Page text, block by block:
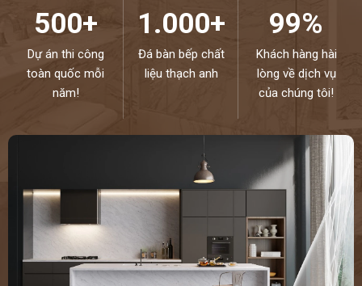
500+
Dự án thi công
toàn quốc mỗi
năm!
1.000+
Đá bàn bếp chất
liệu thạch anh
99%
Khách hàng hài
lòng về dịch vụ
của chúng tôi!